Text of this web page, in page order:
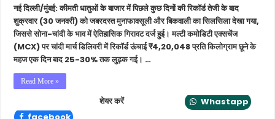
सोना
भी
हुआ
सस्ता
नई दिल्ली/मुंबई: कीमती धातुओं के बाजार में पिछले कुछ दिनों की रिकॉर्ड तेजी के बाद
शुक्रवार (30 जनवरी) को जबरदस्त मुनाफावसूली और बिकवाली का सिलसिला देखा गया,
जिससे सोना-चांदी के भाव में ऐतिहासिक गिरावट दर्ज हुई। मल्टी कमोडिटी एक्सचेंज
(MCX) पर चांदी मार्च डिलिवरी में रिकॉर्ड ऊंचाई ₹4,20,048 प्रति किलोग्राम छूने के
महज एक दिन बाद 25-30% तक लुढ़क गई। …
Read More »
शेयर करें
Whastapp
facebook